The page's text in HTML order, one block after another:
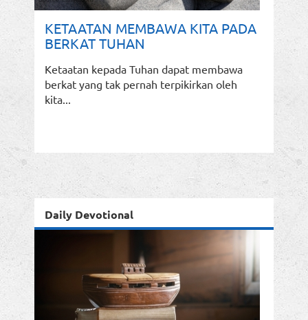
KETAATAN MEMBAWA KITA PADA
BERKAT TUHAN
Ketaatan kepada Tuhan dapat membawa
berkat yang tak pernah terpikirkan oleh
kita...
Daily Devotional